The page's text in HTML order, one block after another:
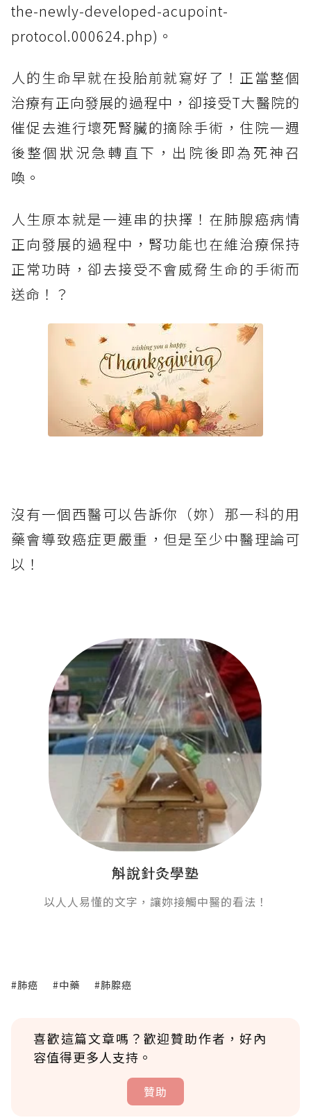
the-newly-developed-acupoint-
protocol.000624.php)。
人的生命早就在投胎前就寫好了！正當整個
治療有正向發展的過程中，卻接受T大醫院的
催促去進行壞死腎臟的摘除手術，住院一週
後整個狀況急轉直下，出院後即為死神召
喚。
人生原本就是一連串的抉擇！在肺腺癌病情
正向發展的過程中，腎功能也在維治療保持
正常功時，卻去接受不會威脅生命的手術而
送命！？
沒有一個西醫可以告訴你（妳）那一科的用
藥會導致癌症更嚴重，但是至少中醫理論可
以！
斛說針灸學塾
以人人易懂的文字，讓妳接觸中醫的看法！
#肺癌 #中藥 #肺腺癌
喜歡這篇文章嗎？歡迎贊助作者，好內
容值得更多人支持。
贊助